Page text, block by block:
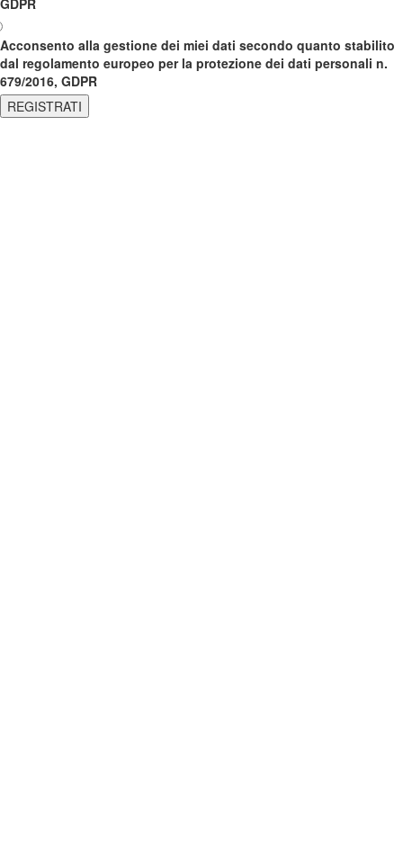
Acconsento alla gestione dei miei dati secondo quanto stabilito
dal regolamento europeo per la protezione dei dati personali n.
679/2016, GDPR
REGISTRATI